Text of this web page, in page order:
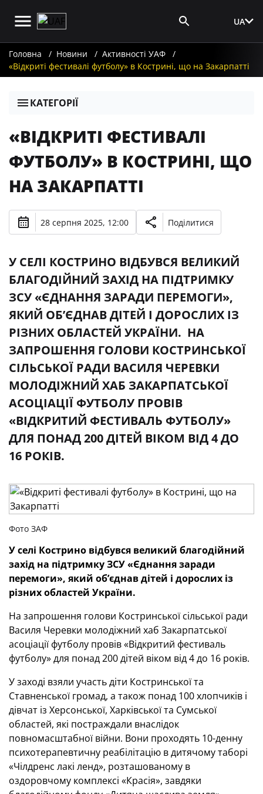
UA
Головна Новини
Активності УАФ
«Відкриті фестивалі футболу» в Кострині, що на Закарпатті
КАТЕГОРІЇ
«ВІДКРИТІ ФЕСТИВАЛІ
ФУТБОЛУ» В КОСТРИНІ, ЩО
НА ЗАКАРПАТТІ
28 серпня 2025, 12:00 Поділитися
У СЕЛІ КОСТРИНО ВІДБУВСЯ ВЕЛИКИЙ
БЛАГОДІЙНИЙ ЗАХІД НА ПІДТРИМКУ
ЗСУ «ЄДНАННЯ ЗАРАДИ ПЕРЕМОГИ»,
ЯКИЙ ОБ’ЄДНАВ ДІТЕЙ І ДОРОСЛИХ ІЗ
РІЗНИХ ОБЛАСТЕЙ УКРАЇНИ. НА
ЗАПРОШЕННЯ ГОЛОВИ КОСТРИНСЬКОЇ
СІЛЬСЬКОЇ РАДИ ВАСИЛЯ ЧЕРЕВКИ
МОЛОДІЖНИЙ ХАБ ЗАКАРПАТСЬКОЇ
АСОЦІАЦІЇ ФУТБОЛУ ПРОВІВ
«ВІДКРИТИЙ ФЕСТИВАЛЬ ФУТБОЛУ»
ДЛЯ ПОНАД 200 ДІТЕЙ ВІКОМ ВІД 4 ДО
16 РОКІВ.
Фото ЗАФ
У селі Кострино відбувся великий благодійний
захід на підтримку ЗСУ «Єднання заради
перемоги», який об’єднав дітей і дорослих із
різних областей України.
На запрошення голови Костринської сільської ради
Василя Черевки молодіжний хаб Закарпатської
асоціації футболу провів «Відкритий фестиваль
футболу» для понад 200 дітей віком від 4 до 16 років.
У заході взяли участь діти Костринської та
Ставненської громад, а також понад 100 хлопчиків і
дівчат із Херсонської, Харківської та Сумської
областей, які постраждали внаслідок
повномасштабної війни. Вони проходять 10-денну
психотерапевтичну реабілітацію в дитячому таборі
«Чілдренс лакі ленд», розташованому в
оздоровчому комплексі «Красія», завдяки